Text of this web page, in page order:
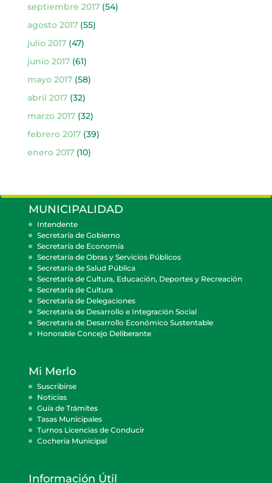
septiembre 2017(54)
agosto 2017(55)
julio 2017(47)
junio 2017(61)
mayo 2017(58)
abril 2017(32)
marzo 2017(32)
febrero 2017(39)
enero 2017(10)
MUNICIPALIDAD
Intendente
Secretaría de Gobierno
Secretaría de Economía
Secretaría de Obras y Servicios Públicos
Secretaría de Salud Pública
Secretaría de Cultura, Educación, Deportes y Recreación
Secretaría de Cultura
Secretaría de Delegaciones
Secretaría de Desarrollo e Integración Social
Secretaría de Desarrollo Económico Sustentable
Honorable Concejo Deliberante
Mi Merlo
Suscribirse
Noticias
Guía de Trámites
Tasas Municipales
Turnos Licencias de Conducir
Cocheria Municipal
Información Útil